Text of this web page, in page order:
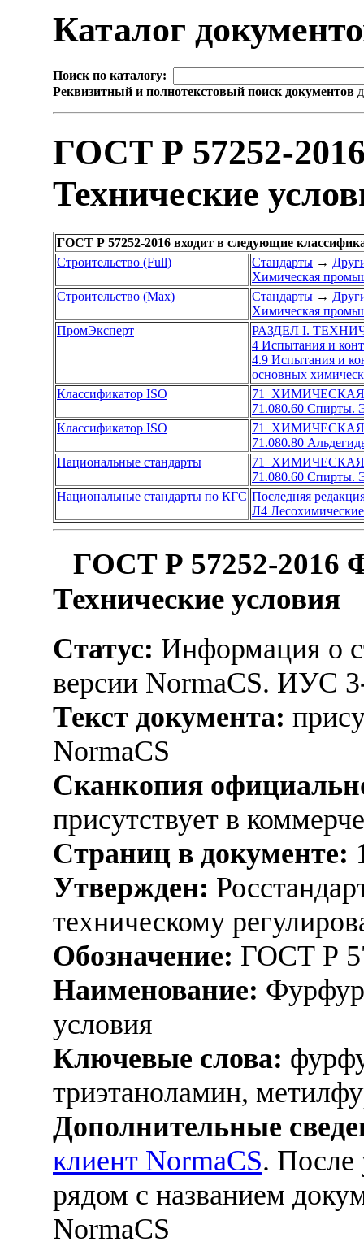
Каталог
Поиск по каталогу:
Реквизитный и полнотекстовый поиск документов
ГОСТ Р 57252-
Технические
ГОСТ Р 57252-2016 входит в следующие
Строительство (Full)
Стандарты →
Химическая
Строительство (Max)
Стандарты →
Химическая
ПромЭксперт
РАЗДЕЛ I.
4 Испытания и
4.9 Испытания и
основных
Классификатор ISO
71
71.080.60 Спирты.
Классификатор ISO
71
71.080.80
Национальные стандарты
71
71.080.60 Спирты.
Национальные стандарты по КГС Последняя
Л4
ГОСТ Р 57252-2016
Технические условия
Статус: Информация о
версии NormaCS. ИУС
Текст документа:
NormaCS
Сканкопия
присутствует в
Страниц в документе:
Утвержден:
техническому
Обозначение: ГОСТ Р
Наименование:
условия
Ключевые слова:
триэтаноламин,
Дополнительные
клиент NormaCS. После
рядом с названием
NormaCS